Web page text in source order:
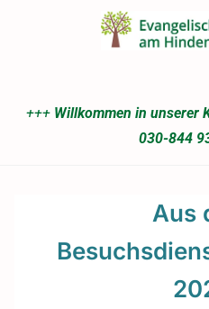
+++ Willkommen in unserer
030-844
Aus